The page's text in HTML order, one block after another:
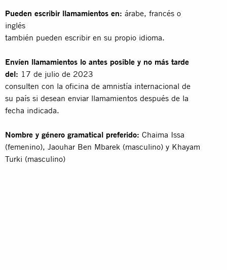
Pueden escribir llamamientos en: árabe, francés o
inglés
también pueden escribir en su propio idioma.
Envíen llamamientos lo antes posible y no más tarde
del: 17 de julio de 2023
consulten con la oficina de amnistía internacional de
su país si desean enviar llamamientos después de la
fecha indicada.
Nombre y género gramatical preferido: Chaima Issa
(femenino), Jaouhar Ben Mbarek (masculino) y Khayam
Turki (masculino)